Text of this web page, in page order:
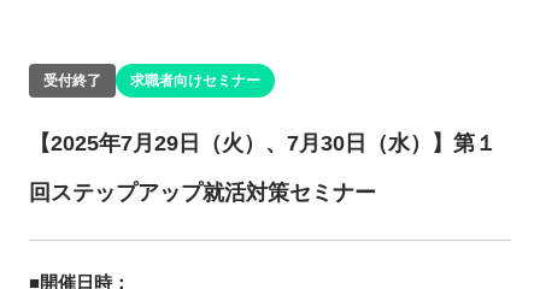
受付終了 求職者向けセミナー
【2025年7月29日（火）、7月30日（水）】第１
回ステップアップ就活対策セミナー
■開催日時：